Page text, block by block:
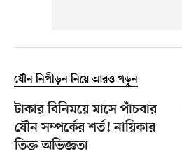
যৌন নিপীড়ন নিয়ে আরও পড়ুন
টাকার বিনিময়ে মাসে পাঁচবার
যৌন সম্পর্কের শর্ত! নায়িকার
তিক্ত অভিজ্ঞতা